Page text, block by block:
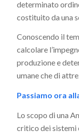
determinato
costituito da una
Conoscendo il
calcolare
produzione e
umane che di
Passiamo ora
Lo scopo di una
critico dei sistemi